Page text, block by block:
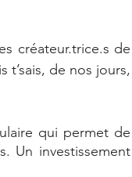
créateur.trice.s de
t’sais, de nos jours,
qui permet de
Un investissement